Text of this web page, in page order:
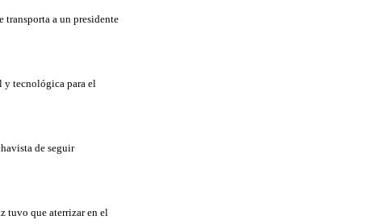
transporta a un presidente
y tecnológica para el
de seguir
tuvo que aterrizar en el